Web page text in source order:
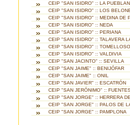
CEIP "SAN ISIDRO" :: LA
CEIP "SAN ISIDRO" :: LOS
CEIP "SAN ISIDRO" :: MEDINA DE
CEIP "SAN ISIDRO" :: NEDA
CEIP "SAN ISIDRO" :: PERIANA
CEIP "SAN ISIDRO" :: TALAVERA
CEIP "SAN ISIDRO" :: TOMELLOSO
CEIP "SAN ISIDRO" :: VALDIVIA
CEIP "SAN JACINTO" :: SEVILLA
CEIP "SAN JAIME" :: BENIJÓFAR
CEIP "SAN JAIME" :: ONIL
CEIP "SAN JAVIER" :: ESCATRÓN
CEIP "SAN JERÓNIMO" ::
CEIP "SAN JORGE" :: HERRERA
CEIP "SAN JORGE" :: PALOS DE
CEIP "SAN JORGE" :: PAMPLONA